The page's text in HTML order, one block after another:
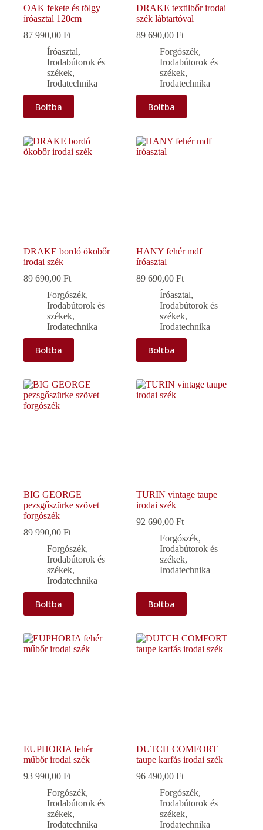
OAK fekete és tölgy
íróasztal 120cm
87 990,00 Ft
Íróasztal,
Irodabútorok és
székek,
Irodatechnika
Boltba
DRAKE textilbőr irodai
szék lábtartóval
89 690,00Ft
Forgószék,
Irodabútorok és
székek,
Irodatechnika
Boltba
DRAKE bordó ökobőr
irodai szék
89 690,00 Ft
Forgószék,
Irodabútorok és
székek,
Irodatechnika
Boltba
HANY fehér mdf
íróasztal
89 690,00Ft
Íróasztal,
Irodabútorok és
székek,
Irodatechnika
Boltba
BIG GEORGE
pezsgőszürke szövet
forgószék
89 990,00 Ft
Forgószék,
Irodabútorok és
székek,
Irodatechnika
Boltba
TURIN vintage taupe
irodai szék
92 690,00Ft
Forgószék,
Irodabútorok és
székek,
Irodatechnika
Boltba
EUPHORIA fehér
műbőr irodai szék
93 990,00 Ft
Forgószék,
Irodabútorok és
székek,
Irodatechnika
DUTCH COMFORT
taupe karfás irodai szék
96 490,00Ft
Forgószék,
Irodabútorok és
székek,
Irodatechnika